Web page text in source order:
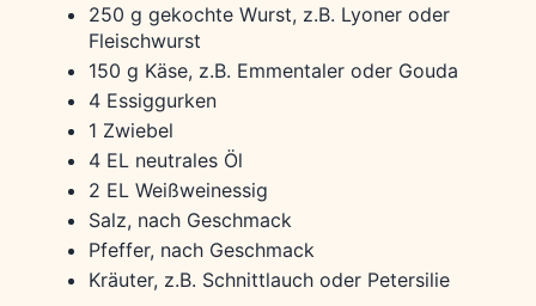
250 g gekochte Wurst, z.B. Lyoner oder
Fleischwurst
150 g Käse, z.B. Emmentaler oder Gouda
4 Essiggurken
1 Zwiebel
4 EL neutrales Öl
2 EL Weißweinessig
Salz, nach Geschmack
Pfeffer, nach Geschmack
Kräuter, z.B. Schnittlauch oder Petersilie